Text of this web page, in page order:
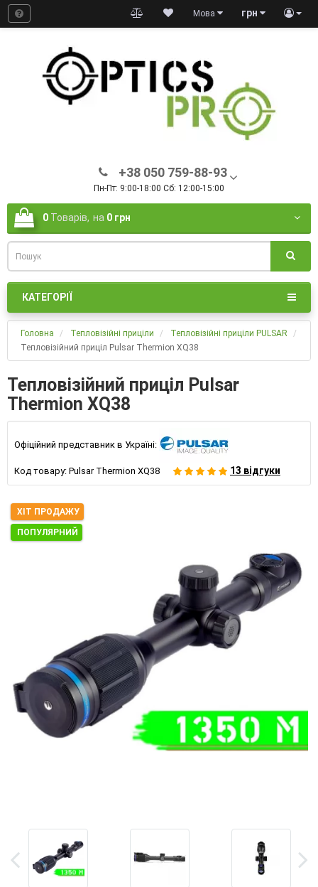
грн
Мова
+38 050 759-88-93
Пн-Пт: 9:00-18:00 Сб: 12:00-15:00
0 Товарів, на 0 грн
КАТЕГОРІЇ
Головна Тепловізійні приціли
Тепловізійні приціли PULSAR
Тепловізійний приціл Pulsar Thermion XQ38
Тепловізійний приціл Pulsar
Thermion XQ38
Офіційний представник в Україні:
Код товару: Pulsar Thermion XQ38 13 відгуки
ХІТ ПРОДАЖУ
ПОПУЛЯРНИЙ